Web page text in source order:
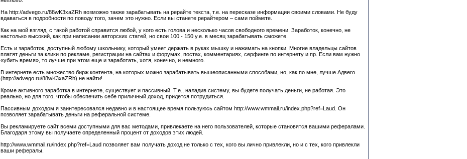
На http://advego.ru/88wK3xaZRh возможно также зарабатывать на рерайте текста, т.е. на пересказе информации своими словами. Не буду
вдаваться в подробности по поводу того, зачем это нужно. Если вы станете рерайтером – сами поймете.
Как на мой взгляд, с такой работой справится любой, у кого есть голова и несколько часов свободного времени. Заработок, конечно, не
настолько высокий, как при написании авторских статей, но свои 100 - 150 у.е. в месяц зарабатывать сможете.
Есть и заработок, доступный любому школьнику, который умеет держать в руках мышку и нажимать на кнопки. Многие владельцы сайтов
платят деньги за клики по рекламе, регистрации на сайтах и форумах, постах, комментариях, серфинге по интернету и пр. Если вам нужно
«убить время», то лучше при этом еще и заработать, хотя, конечно, и немного.
В интернете есть множество бирж контента, на которых можно зарабатывать вышеописанными способами, но, как по мне, лучше Адвего
(http://advego.ru/88wK3xaZRh) не найти!
Кроме активного заработка в интернете, существует и пассивный. Т.е., наладив систему, вы будете получать деньги, не работая. Это
реально, но для того, чтобы обеспечить себе приличный доход, придется потрудиться.
Пассивным доходом я заинтересовался недавно и в настоящее время пользуюсь сайтом http://www.wmmail.ru/index.php?ref=Laud. Он
позволяет зарабатывать деньги на реферальной системе.
Вы рекламируете сайт всеми доступными для вас методами, привлекаете на него пользователей, которые становятся вашими рефералами.
Благодаря этому вы получаете определенный процент от доходов этих людей.
http://www.wmmail.ru/index.php?ref=Laud позволяет вам получать доход не только с тех, кого вы лично привлекли, но и с тех, кого привлекли
ваши рефералы.